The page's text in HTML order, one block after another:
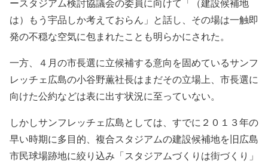
ースタジアム検討協議会の委員に向けて「（建設候補地
は）もう宇品しか考えておらん」と話し、その場は一触即
発の不穏な空気に包まれたことも明らかにされた。
一方、４月の市長選に立候補する意向を固めているサンフ
レッチェ広島の小谷野薫社長はまだその立場上、市長選に
向けた公約などは表に出す状況に至っていない。
しかしサンフレッチェ広島としては、すでに２０１３年の
早い時期に多目的、複合スタジアムの建設候補地を旧広島
市民球場跡地に絞り込み「スタジアムづくりは街づくり」